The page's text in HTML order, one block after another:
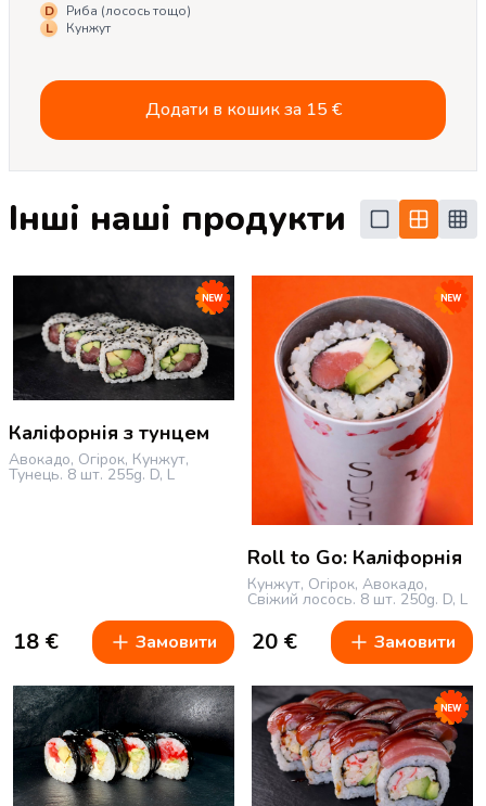
D
Риба (лосось тощо)
L
Кунжут
Додати в кошик за 15€
Інші наші продукти
Каліфорнія з тунцем
Авокадо, Огірок, Кунжут,
Тунець. 8 шт. 255g. D, L
18 € Замовити
Roll to Go: Каліфорнія
Кунжут, Огірок, Авокадо,
Свіжий лосось. 8 шт. 250g. D, L
20 € Замовити